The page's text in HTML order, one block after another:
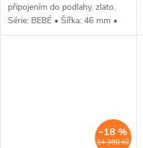
připojením do podlahy, zlato.
Série: BEBÉ • Šířka: 46 mm •
Výška: 1068 mm • Hloubka:
14 390 Kč
–18 %